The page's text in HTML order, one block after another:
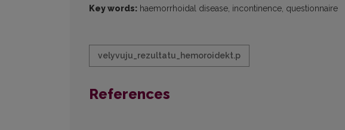
Key words: haemorrhoidal disease, incontinence, questionnaire
velyvuju_rezultatu_hemoroidekt.p
References